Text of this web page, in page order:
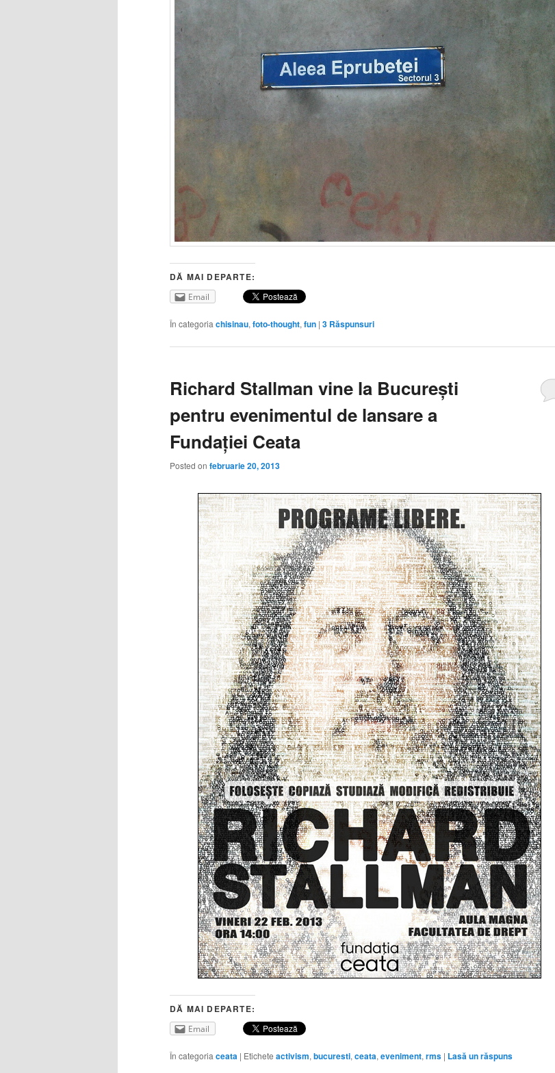
DĂ MAI DEPARTE:
Email
În categoria chisinau, foto-thought, fun | 3 Răspunsuri
Richard Stallman vine la București
pentru evenimentul de lansare a
Fundației Ceata
Posted on februarie 20, 2013
DĂ MAI DEPARTE:
Email
În categoria ceata | Etichete activism, bucuresti, ceata, eveniment, rms | Lasă un răspuns